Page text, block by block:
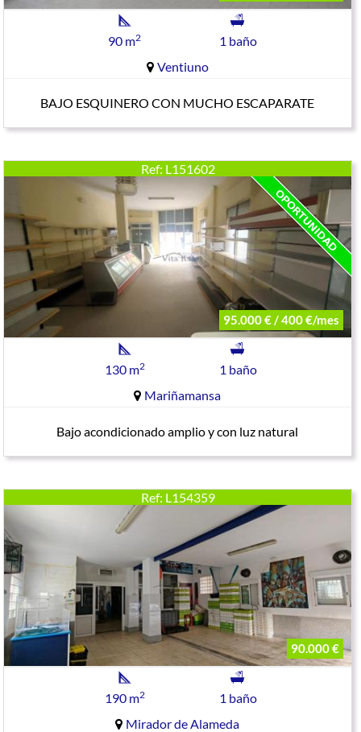
90 m2
1 baño
Ventiuno
BAJO ESQUINERO CON MUCHO ESCAPARATE
Ref: L151602
95.000 € / 400 €/mes
130 m2
1 baño
Mariñamansa
Bajo acondicionado amplio y con luz natural
Ref: L154359
90.000 €
190 m2
1 baño
Mirador de Alameda